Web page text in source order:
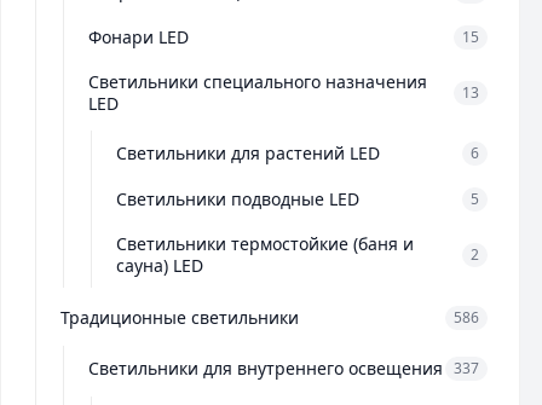
Фонари LED 15
Светильники специального назначения
LED
13
Светильники для растений LED 6
Светильники подводные LED 5
Светильники термостойкие (баня и
сауна) LED
2
Традиционные светильники 586
Светильники для внутреннего освещения 337